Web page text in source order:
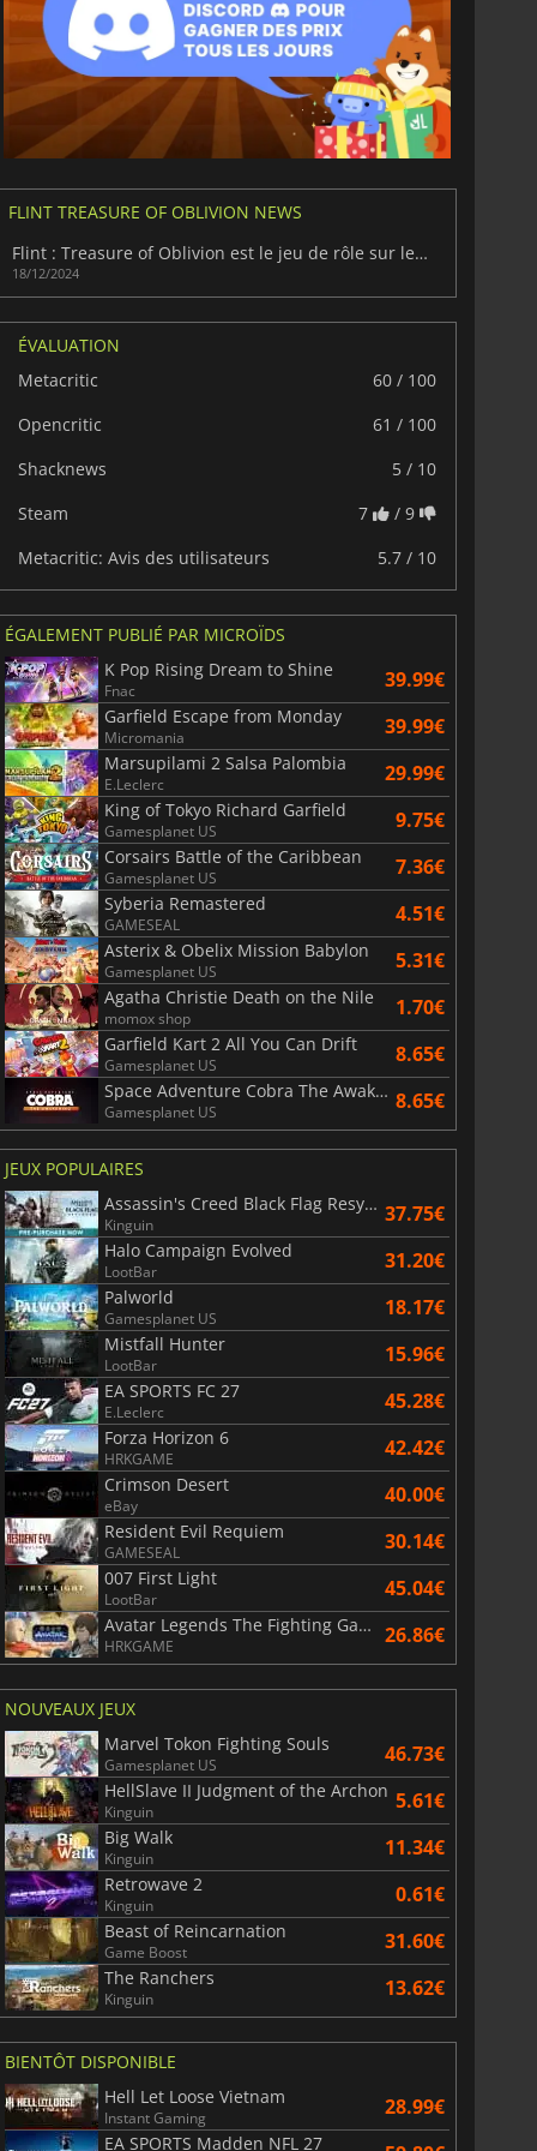
6.75€
WARHAMMER 3
15.48
FLINT TREASURE OF OBLIVION NEWS
Flint : Treasure of Oblivion est le jeu de rôle sur le thème des pirates que vous attendiez.
18/12/2024
ÉVALUATION
Metacritic
60 / 100
Opencritic
61 / 100
Shacknews
5 / 10
Steam
7
/ 9
Metacritic: Avis des utilisateurs
5.7 / 10
ÉGALEMENT PUBLIÉ PAR MICROÏDS
K Pop Rising Dream to Shine
Fnac 39.99€
Garfield Escape from Monday
Micromania 39.99€
Marsupilami 2 Salsa Palombia
E.Leclerc 29.99€
King of Tokyo Richard Garfield
Gamesplanet US 9.75€
Corsairs Battle of the Caribbean
Gamesplanet US 7.36€
Syberia Remastered
GAMESEAL 4.51€
Asterix & Obelix Mission Babylon
Gamesplanet US 5.31€
Agatha Christie Death on the Nile
momox shop 1.70€
Garfield Kart 2 All You Can Drift
Gamesplanet US 8.65€
Space Adventure Cobra The Awakening
Gamesplanet US 8.65€
JEUX POPULAIRES
Assassin's Creed Black Flag Resynced
Kinguin 37.75€
Halo Campaign Evolved
LootBar 31.20€
Palworld
Gamesplanet US 18.17€
Mistfall Hunter
LootBar 15.96€
EA SPORTS FC 27
E.Leclerc 45.28€
Forza Horizon 6
HRKGAME 42.42€
Crimson Desert
eBay 40.00€
Resident Evil Requiem
GAMESEAL 30.14€
007 First Light
LootBar 45.04€
Avatar Legends The Fighting Game
HRKGAME 26.86€
NOUVEAUX JEUX
Marvel Tokon Fighting Souls
Gamesplanet US 46.73€
HellSlave II Judgment of the Archon
Kinguin 5.61€
Big Walk
Kinguin 11.34€
Retrowave 2
Kinguin 0.61€
Beast of Reincarnation
Game Boost 31.60€
The Ranchers
Kinguin 13.62€
BIENTÔT DISPONIBLE
Hell Let Loose Vietnam
Instant Gaming 28.99€
EA SPORTS Madden NFL 27